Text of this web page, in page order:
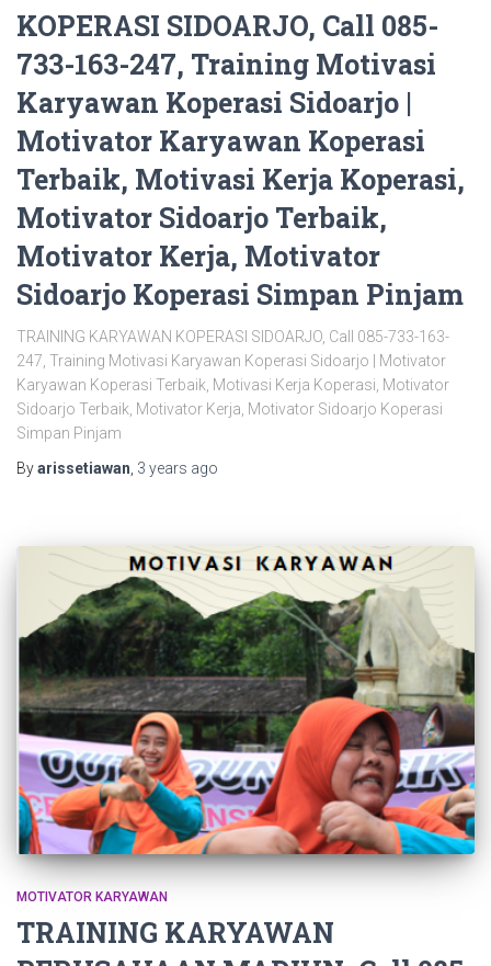
KOPERASI SIDOARJO, Call 085-
733-163-247, Training Motivasi
Karyawan Koperasi Sidoarjo |
Motivator Karyawan Koperasi
Terbaik, Motivasi Kerja Koperasi,
Motivator Sidoarjo Terbaik,
Motivator Kerja, Motivator
Sidoarjo Koperasi Simpan Pinjam
TRAINING KARYAWAN KOPERASI SIDOARJO, Call 085-733-163-
247, Training Motivasi Karyawan Koperasi Sidoarjo | Motivator
Karyawan Koperasi Terbaik, Motivasi Kerja Koperasi, Motivator
Sidoarjo Terbaik, Motivator Kerja, Motivator Sidoarjo Koperasi
Simpan Pinjam
Byarissetiawan, 3 years ago
MOTIVATOR KARYAWAN
TRAINING KARYAWAN